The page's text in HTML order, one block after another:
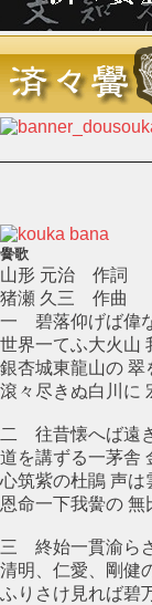
黌歌
山形 元治 作詞
猪瀬 久三 作曲
一 碧落仰げば偉
世界一てふ大火山
銀杏城東龍山の 翠
滾々尽きぬ白川に
二 往昔懐へば遠
道を講ずる一茅舎
心筑紫の杜鵑 声は
恩命一下我黌の
三 終始一貫渝ら
清明、仁愛、剛健
ふりさけ見れば碧